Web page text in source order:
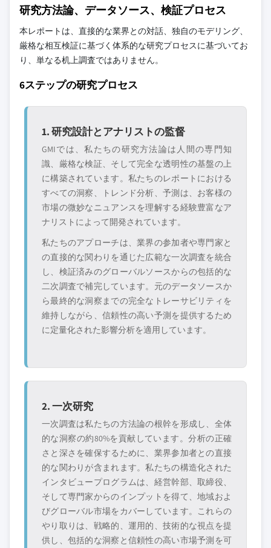
研究方法論、データソース、検証プロセス
本レポートは、直接的な業界との対話、独自のモデリング、
厳格な相互検証に基づく体系的な研究プロセスに基づいてお
り、単なる机上調査ではありません。
6ステップの研究プロセス
1. 研究設計とアナリストの監督
GMIでは、私たちの研究方法論は人間の専門知
識、厳格な検証、そして完全な透明性の基盤の上
に構築されています。私たちのレポートにおける
すべての洞察、トレンド分析、予測は、お客様の
市場の微妙なニュアンスを理解する経験豊富なア
ナリストによって開発されています。
私たちのアプローチは、業界の参加者や専門家と
の直接的な関わりを通じた広範な一次調査を統合
し、検証済みのグローバルソースからの包括的な
二次調査で補完しています。元のデータソースか
ら最終的な洞察までの完全なトレーサビリティを
維持しながら、信頼性の高い予測を提供するため
に定量化された影響分析を適用しています。
2. 一次研究
一次調査は私たちの方法論の根幹を形成し、全体
的な洞察の約80%を貢献しています。分析の正確
さと深さを確保するために、業界参加者との直接
的な関わりが含まれます。私たちの構造化された
インタビュープログラムは、経営幹部、取締役、
そして専門家からのインプットを得て、地域およ
びグローバル市場をカバーしています。これらの
やり取りは、戦略的、運用的、技術的な視点を提
供し、包括的な洞察と信頼性の高い市場予測を可